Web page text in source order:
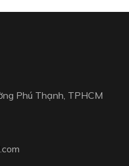
Phú Thạnh, TPHCM